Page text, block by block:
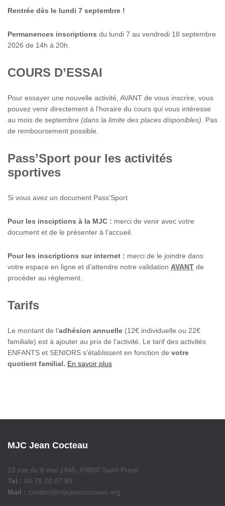
Rentrée dès le lundi 7 septembre !
Permanences inscriptions du lundi 7 au vendredi 18 septembre
2026 de 14h à 20h.
COURS D’ESSAI
Pour essayer une nouvelle activité, AVANT de vous inscrire, vous
pouvez venir directement à l’horaire du cours qui vous intéresse
au mois de septembre (dans la limite des places disponibles). Pas
de remboursement possible.
Pass’Sport pour les activités
sportives
Si vous avez un document Pass’Sport
Pour les insciptions à la MJC : merci de venir avec votre
document et de le présenter à l’accueil.
Pour les inscriptions sur internet : merci de le joindre dans
votre espace en ligne et d’attendre notre validation AVANT de
procéder au règlement.
Tarifs
Le montant de l’adhésion annuelle (12€ individuelle ou 22€
familiale) est à ajouter au prix de l’activité. Le tarif des activités
ENFANTS et SENIORS s’établissent en fonction de votre
quotient familial. En savoir plus
MJC Jean Cocteau
23 rue du 8 mai 1945, 69800 Saint-Priest
Tel : 04 78 20 07 89
Mail : contact@mjcjeancocteau.org